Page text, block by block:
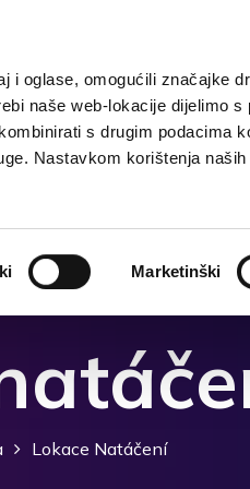
i oglase, omogućili značajke
naše web-lokacije dijelimo s
s drugim podacima
Nastavkom korištenja
Marketinški
Ubytování Co dělat?
Lokace Natáčení